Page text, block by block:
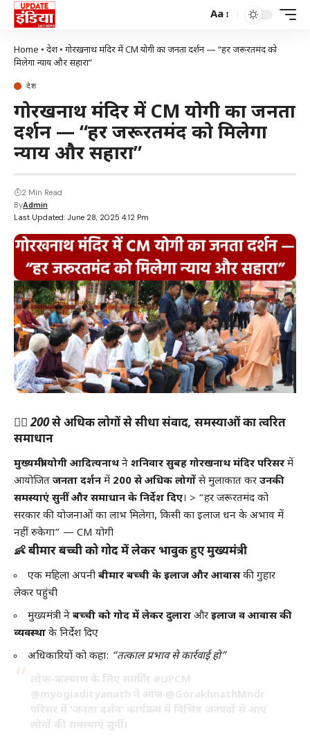
Aa
Home • देश• गोरखनाथ मंदिर में CM योगी का जनता दर्शन — “हर जरूरतमंद को
मिलेगा न्याय और सहारा”
देश
गोरखनाथ मंदिर में CM योगी का जनता
दर्शन — “हर जरूरतमंद को मिलेगा
न्याय और सहारा”
Last Updated: June 28, 2025 4:12 Pm
ByAdmin
2 Min Read
🧍‍♂️200 से अधिक लोगों से सीधा संवाद, समस्याओं का त्वरित
समाधान
मुख्यमंत्री योगी आदित्यनाथ ने शनिवार सुबह गोरखनाथ मंदिर परिसर में
आयोजित जनता दर्शन में 200 से अधिक लोगों से मुलाकात कर उनकी
समस्याएं सुनीं और समाधान के निर्देश दिए। > “हर जरूरतमंद को
सरकार की योजनाओं का लाभ मिलेगा, किसी का इलाज धन के अभाव में
नहीं रुकेगा” — CM योगी
👶बीमार बच्ची को गोद में लेकर भावुक हुए मुख्यमंत्री
एक महिला अपनी बीमार बच्ची के इलाज और आवासकी गुहार
लेकर पहुंची
मुख्यमंत्री ने बच्ची को गोद में लेकर दुलारा और इलाज व आवास की
व्यवस्था के निर्देश दिए
अधिकारियों को कहा: “तत्काल प्रभाव से कार्रवाई हो”